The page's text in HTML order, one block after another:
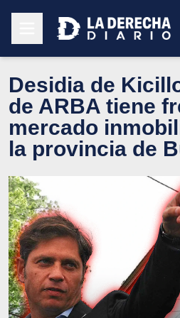
Desidia de
de ARBA tiene
mercado
la provincia de